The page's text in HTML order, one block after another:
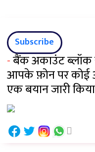
Subscribe
-बैंक अकाउंट ब्लॉक
आपके फ़ोन पर कोई
एक बयान जारी